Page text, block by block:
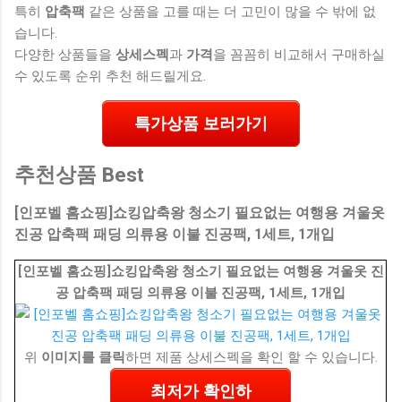
특히 압축팩 같은 상품을 고를 때는 더 고민이 많을 수 밖에 없
습니다.
다양한 상품들을 상세스펙 과 가격 을 꼼꼼히 비교해서 구매하실
수 있도록 순위 추천 해드릴게요.
특가상품 보러가기
추천상품 Best
[인포벨 홈쇼핑]쇼킹압축왕 청소기 필요없는 여행용 겨울옷
진공 압축팩 패딩 의류용 이불 진공팩, 1세트, 1개입
[인포벨 홈쇼핑]쇼킹압축왕 청소기 필요없는 여행용 겨울옷 진
공 압축팩 패딩 의류용 이불 진공팩, 1세트, 1개입
위 이미지를 클릭하면 제품 상세스펙을 확인 할 수 있습니다.
최저가 확인하